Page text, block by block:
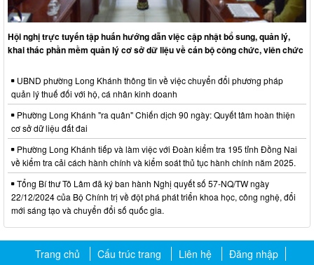
Hội nghị trực tuyến tập huấn hướng dẫn việc cập nhật bổ sung, quản lý,
khai thác phần mềm quản lý cơ sở dữ liệu về cán bộ công chức, viên chức
UBND phường Long Khánh thông tin về việc chuyển đổi phương pháp
quản lý thuế đối với hộ, cá nhân kinh doanh
Phường Long Khánh "ra quân" Chiến dịch 90 ngày: Quyết tâm hoàn thiện
cơ sở dữ liệu đất đai
Phường Long Khánh tiếp và làm việc với Đoàn kiểm tra 195 tỉnh Đồng Nai
về kiểm tra cải cách hành chính và kiểm soát thủ tục hành chính năm 2025.
Tổng Bí thư Tô Lâm đã ký ban hành Nghị quyết số 57-NQ/TW ngày
22/12/2024 của Bộ Chính trị về đột phá phát triển khoa học, công nghệ, đổi
mới sáng tạo và chuyển đổi số quốc gia.
Trang chủ Cấu trúc trang Liên hệ Đăng nhập